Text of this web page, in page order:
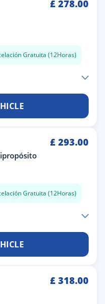
£ 278.00
Gratuita (12Horas)
£ 293.00
Gratuita (12Horas)
£ 318.00